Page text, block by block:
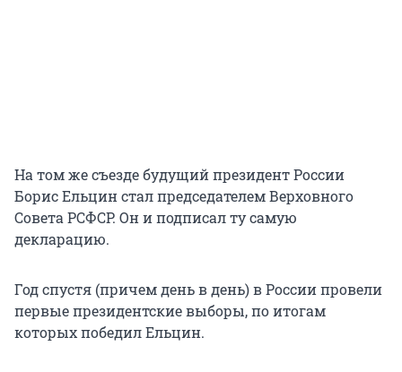
На том же съезде будущий президент России
Борис Ельцин стал председателем Верховного
Совета РСФСР. Он и подписал ту самую
декларацию.
Год спустя (причем день в день) в России провели
первые президентские выборы, по итогам
которых победил Ельцин.